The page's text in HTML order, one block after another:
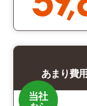
あまり費